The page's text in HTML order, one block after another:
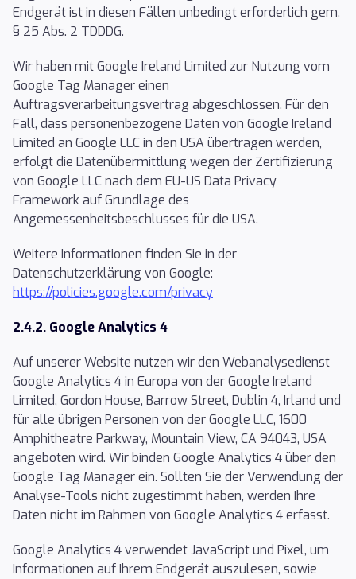
Endgerät ist in diesen Fällen unbedingt erforderlich gem.
§ 25 Abs. 2 TDDDG.
Wir haben mit Google Ireland Limited zur Nutzung vom
Google Tag Manager einen
Auftragsverarbeitungsvertrag abgeschlossen. Für den
Fall, dass personenbezogene Daten von Google Ireland
Limited an Google LLC in den USA übertragen werden,
erfolgt die Datenübermittlung wegen der Zertifizierung
von Google LLC nach dem EU-US Data Privacy
Framework auf Grundlage des
Angemessenheitsbeschlusses für die USA.
Weitere Informationen finden Sie in der
Datenschutzerklärung von Google:
https://policies.google.com/privacy
2.4.2. Google Analytics 4
Auf unserer Website nutzen wir den Webanalysedienst
Google Analytics 4 in Europa von der Google Ireland
Limited, Gordon House, Barrow Street, Dublin 4, Irland und
für alle übrigen Personen von der Google LLC, 1600
Amphitheatre Parkway, Mountain View, CA 94043, USA
angeboten wird. Wir binden Google Analytics 4 über den
Google Tag Manager ein. Sollten Sie der Verwendung der
Analyse-Tools nicht zugestimmt haben, werden Ihre
Daten nicht im Rahmen von Google Analytics 4 erfasst.
Google Analytics 4 verwendet JavaScript und Pixel, um
Informationen auf Ihrem Endgerät auszulesen, sowie